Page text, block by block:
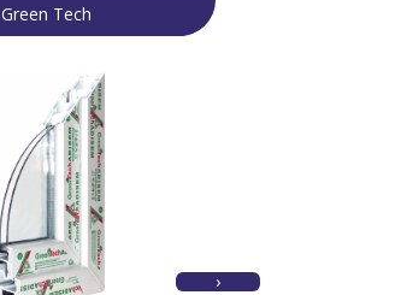
Green Tech
›